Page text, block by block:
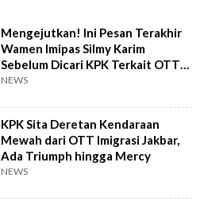
Mengejutkan! Ini Pesan Terakhir
Wamen Imipas Silmy Karim
Sebelum Dicari KPK Terkait OTT
Imigrasi
NEWS
KPK Sita Deretan Kendaraan
Mewah dari OTT Imigrasi Jakbar,
Ada Triumph hingga Mercy
NEWS